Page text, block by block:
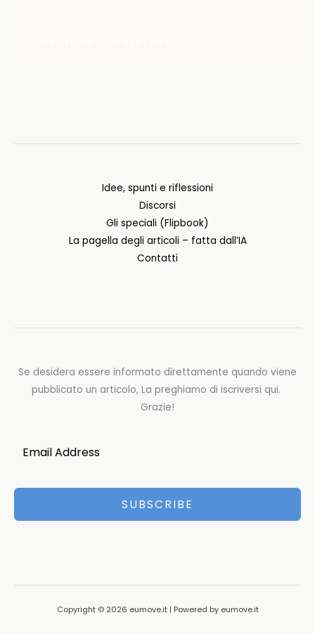
Idee, spunti e riflessioni
Discorsi
Gli speciali (Flipbook)
La pagella degli articoli – fatta dall’IA
Contatti
Se desidera essere informato direttamente quando viene
pubblicato un articolo, La preghiamo di iscriversi qui.
Grazie!
SUBSCRIBE
Copyright © 2026 eumove.it | Powered by eumove.it